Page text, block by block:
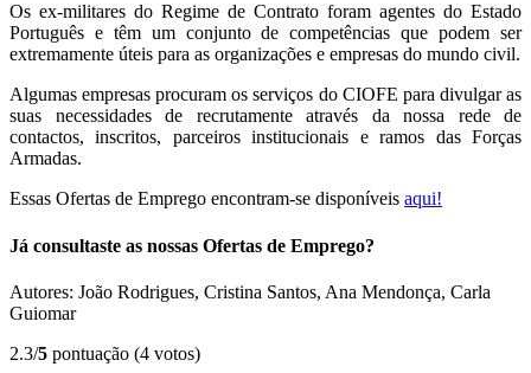
Os ex-militares do Regime de Contrato foram agentes do Estado
Português e têm um conjunto de competências que podem ser
extremamente úteis para as organizações e empresas do mundo civil.
Algumas empresas procuram os serviços do CIOFE para divulgar as
suas necessidades de recrutamente através da nossa rede de
contactos, inscritos, parceiros institucionais e ramos das Forças
Armadas.
Essas Ofertas de Emprego encontram-se disponíveis aqui!
Já consultaste as nossas Ofertas de Emprego?
Autores: João Rodrigues, Cristina Santos, Ana Mendonça, Carla
Guiomar
2.3/5 pontuação (4 votos)